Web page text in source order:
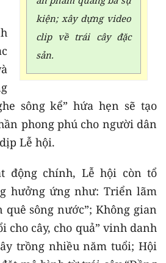
kiện; xây dựng video
clip về trái cây đặc
sản.
sông kể” hứa hẹn sẽ tạo
phong phú cho người dân
Lễ hội.
động chính, Lễ hội còn tổ
hưởng ứng như: Triển lãm
quê sông nước”; Không gian
cho cây, cho quả” vinh danh
trồng nhiều năm tuổi; Hội